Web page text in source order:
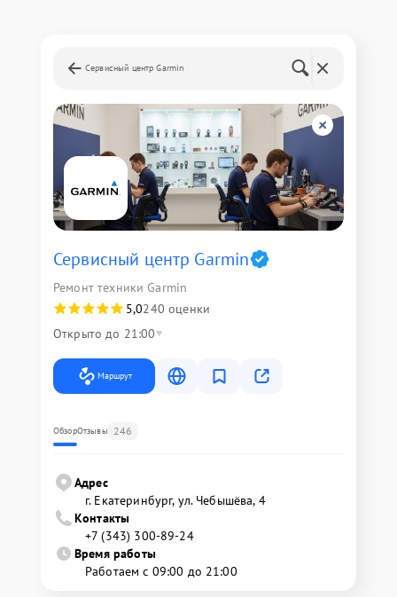
Сервисный центр Garmin
Сервисный центр Garmin
Ремонт техники Garmin
5,0240 оценки
Открыто до 21:00
Маршрут
ОбзорОтзывы 246
Адрес
г. Екатеринбург, ул. Чебышёва, 4
Контакты
+7 (343) 300-89-24
Время работы
Работаем с 09:00 до 21:00